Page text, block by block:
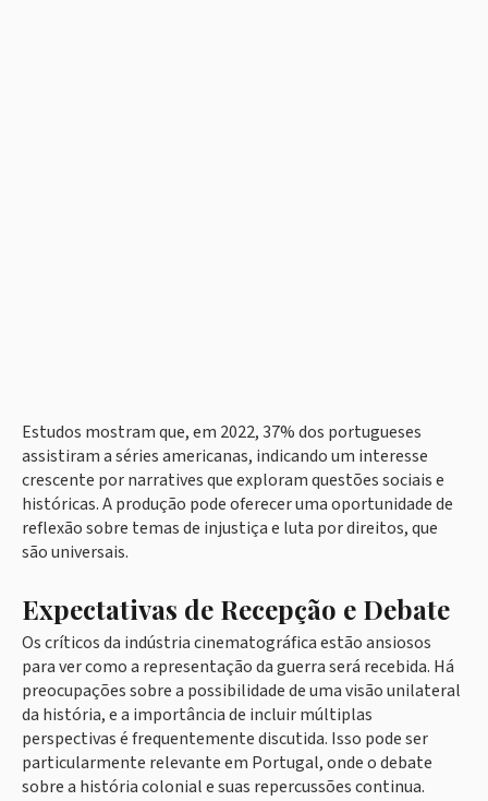
Estudos mostram que, em 2022, 37% dos portugueses
assistiram a séries americanas, indicando um interesse
crescente por narratives que exploram questões sociais e
históricas. A produção pode oferecer uma oportunidade de
reflexão sobre temas de injustiça e luta por direitos, que
são universais.
Expectativas de Recepção e Debate
Os críticos da indústria cinematográfica estão ansiosos
para ver como a representação da guerra será recebida. Há
preocupações sobre a possibilidade de uma visão unilateral
da história, e a importância de incluir múltiplas
perspectivas é frequentemente discutida. Isso pode ser
particularmente relevante em Portugal, onde o debate
sobre a história colonial e suas repercussões continua.